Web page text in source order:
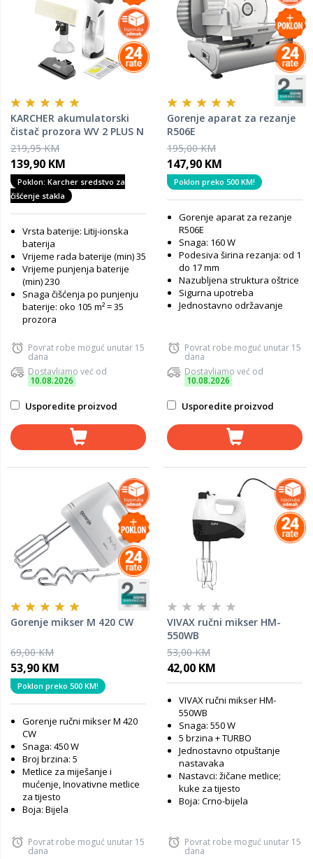
KARCHER akumulatorski
čistač prozora WV 2 PLUS N
219,95 KM
139,90 KM
Poklon: Karcher sredstvo za
čišćenje stakla
Vrsta baterije: Litij-ionska
baterija
Vrijeme rada baterije (min) 35
Vrijeme punjenja baterije
(min) 230
Snaga čišćenja po punjenju
baterije: oko 105 m² = 35
prozora
Povrat robe moguć unutar 15
dana
Dostavljamo već od
10.08.2026
Usporedite proizvod
Gorenje aparat za rezanje
R506E
195,00 KM
147,90 KM
Poklon preko 500 KM!
Gorenje aparat za rezanje
R506E
Snaga: 160 W
Podesiva širina rezanja: od 1
do 17 mm
Nazubljena struktura oštrice
Sigurna upotreba
Jednostavno održavanje
Povrat robe moguć unutar 15
dana
Dostavljamo već od
10.08.2026
Usporedite proizvod
Gorenje mikser M 420 CW
69,00 KM
53,90 KM
Poklon preko 500 KM!
Gorenje ručni mikser M 420
CW
Snaga: 450 W
Broj brzina: 5
Metlice za miješanje i
mućenje, Inovativne metlice
za tijesto
Boja: Bijela
Povrat robe moguć unutar 15
dana
VIVAX ručni mikser HM-
550WB
53,00 KM
42,00 KM
VIVAX ručni mikser HM-
550WB
Snaga: 550 W
5 brzina + TURBO
Jednostavno otpuštanje
nastavaka
Nastavci: žičane metlice;
kuke za tijesto
Boja: Crno-bijela
Povrat robe moguć unutar 15
dana